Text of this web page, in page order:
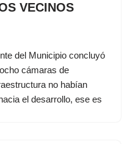
VECINOS
del Municipio concluyó
cámaras de
no habían
el desarrollo, ese es